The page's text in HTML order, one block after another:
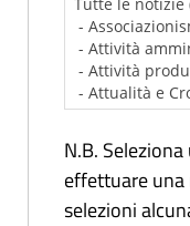
N.B.
effettuare una
selezioni